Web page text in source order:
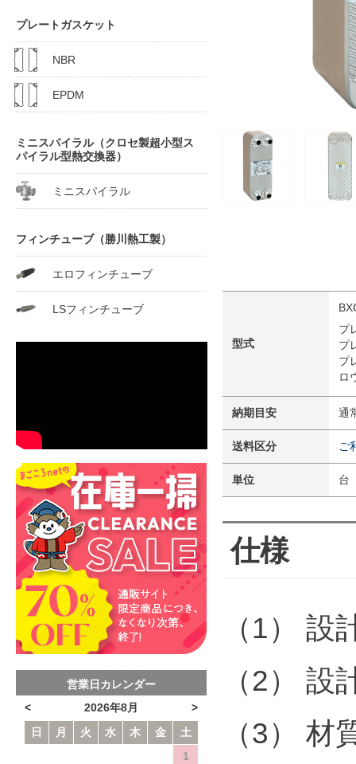
型式
プ
プ
プ
ロ
納期目安 通
送料区分 ご
単位 台
仕様
（1） 設
（2）
（3） 材
プレートガスケット
NBR
EPDM
ミニスパイラル（クロセ製超小型ス
パイラル型熱交換器）
ミニスパイラル
フィンチューブ（勝川熱工製）
エロフィンチューブ
LSフィンチューブ
営業日カレンダー
2026年8月
<
>
日
月 火 水 木 金
土
1